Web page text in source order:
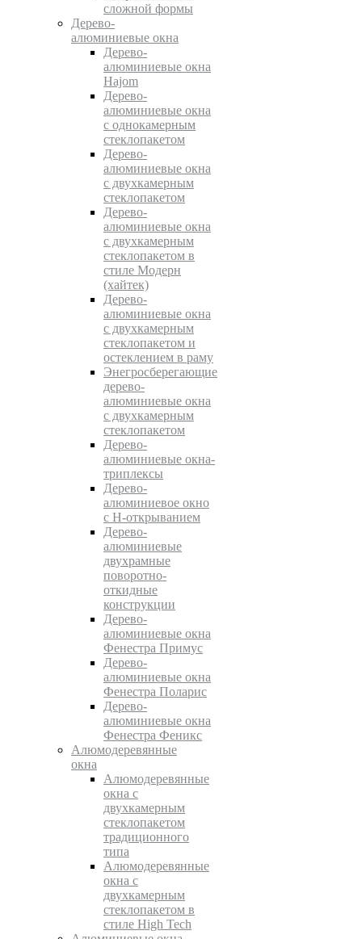
сложной формы
Дерево-
алюминиевые окна
Дерево-
алюминиевые окна
Hajom
Дерево-
алюминиевые окна
с однокамерным
стеклопакетом
Дерево-
алюминиевые окна
с двухкамерным
стеклопакетом
Дерево-
алюминиевые окна
с двухкамерным
стеклопакетом в
стиле Модерн
(хайтек)
Дерево-
алюминиевые окна
c двухкамерным
стеклопакетом и
остеклением в раму
Энегросберегающие
дерево-
алюминиевые окна
c двухкамерным
стеклопакетом
Дерево-
алюминиевые окна-
триплексы
Дерево-
алюминиевое окно
с Н-открыванием
Дерево-
алюминиевые
двухрамные
поворотно-
откидные
конструкции
Дерево-
алюминиевые окна
Фенестра Примус
Дерево-
алюминиевые окна
Фенестра Поларис
Дерево-
алюминиевые окна
Фенестра Феникс
Алюмодеревянные
окна
Алюмодеревянные
окна с
двухкамерным
стеклопакетом
традиционного
типа
Алюмодеревянные
окна с
двухкамерным
стеклопакетом в
стиле High Tech